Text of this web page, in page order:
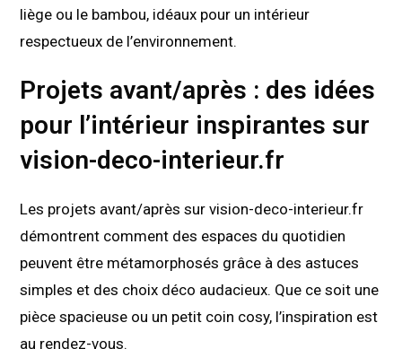
liège ou le bambou, idéaux pour un intérieur
respectueux de l’environnement.
Projets avant/après : des idées
pour l’intérieur inspirantes sur
vision-deco-interieur.fr
Les projets avant/après sur vision-deco-interieur.fr
démontrent comment des espaces du quotidien
peuvent être métamorphosés grâce à des astuces
simples et des choix déco audacieux. Que ce soit une
pièce spacieuse ou un petit coin cosy, l’inspiration est
au rendez-vous.